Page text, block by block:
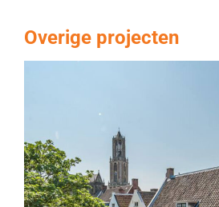
Overige projecten